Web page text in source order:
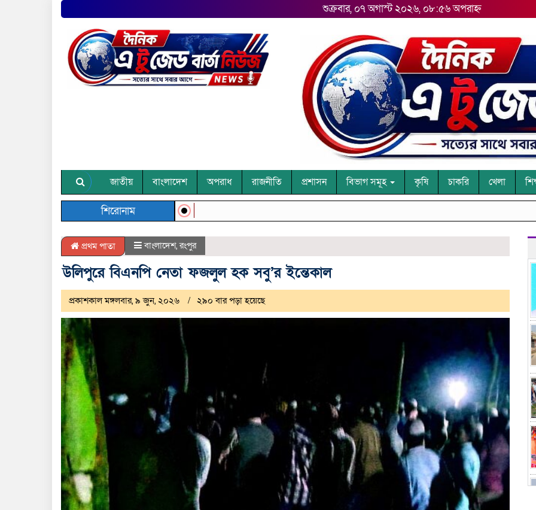
শুক্রবার, ০৭ অগাস্ট ২০২৬, ০৮:৫৬ অপরাহ্ন
জাতীয় বাংলাদেশ অপরাধ রাজনীতি প্রশাসন বিভাগ সমূহ কৃষি চাকরি খেলা
শিরোনাম
প্রথম পাতা বাংলাদেশ,রংপুর
উলিপুরে বিএনপি নেতা ফজলুল হক সবু’র ইন্তেকাল
প্রকাশকাল মঙ্গলবার, ৯ জুন, ২০২৬ ২৯০ বার পড়া হয়েছে